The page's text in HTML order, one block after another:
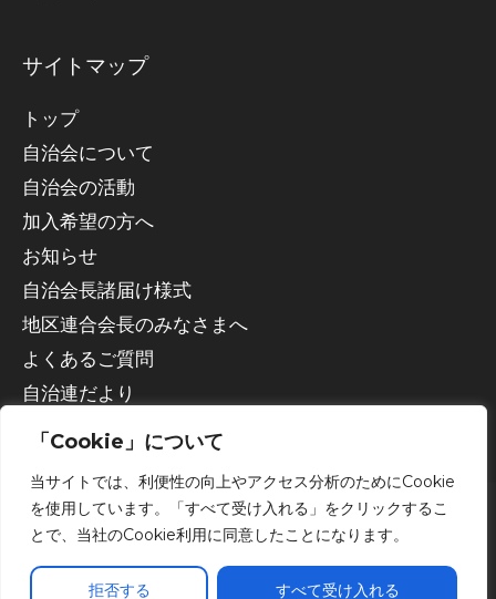
「Cookie」について
当サイトでは、利便性の向上やアクセス分析のためにCookie
を使用しています。「すべて受け入れる」をクリックするこ
とで、当社のCookie利用に同意したことになります。
拒否する すべて受け入れる
サイトマップ
トップ
自治会について
自治会の活動
加入希望の方へ
お知らせ
自治会長諸届け様式
地区連合会長のみなさまへ
よくあるご質問
自治連だより